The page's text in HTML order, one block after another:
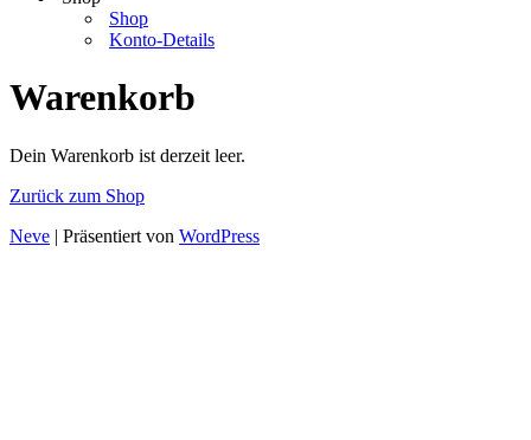
Shop
Konto-Details
Warenkorb
Dein Warenkorb ist derzeit leer.
Zurück zum Shop
Neve | Präsentiert von WordPress